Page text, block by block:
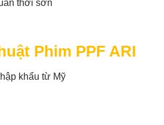
Phim PPF ARI
khẩu từ Mỹ